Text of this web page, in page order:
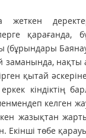
жеткен
қарағанда,
(бұрындары
нақты
қытай
кіндіктің
келген
жазықтан
Екінші төбе